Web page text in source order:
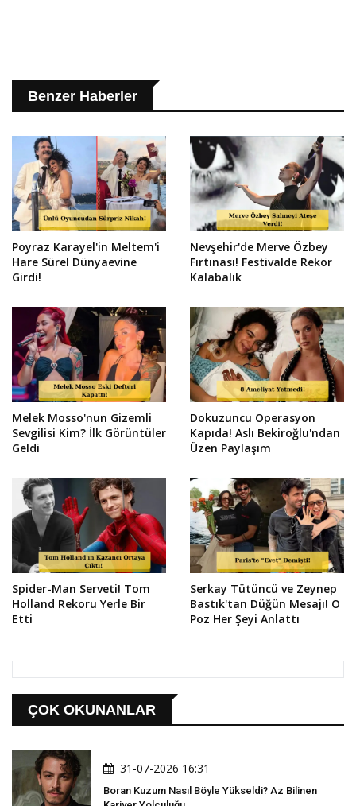
Benzer Haberler
Poyraz Karayel'in Meltem'i
Hare Sürel Dünyaevine
Girdi!
Nevşehir'de Merve Özbey
Fırtınası! Festivalde Rekor
Kalabalık
Melek Mosso'nun Gizemli
Sevgilisi Kim? İlk Görüntüler
Geldi
Dokuzuncu Operasyon
Kapıda! Aslı Bekiroğlu'ndan
Üzen Paylaşım
Spider-Man Serveti! Tom
Holland Rekoru Yerle Bir
Etti
Serkay Tütüncü ve Zeynep
Bastık'tan Düğün Mesajı! O
Poz Her Şeyi Anlattı
ÇOK OKUNANLAR
31-07-2026 16:31
Boran Kuzum Nasıl Böyle Yükseldi? Az Bilinen